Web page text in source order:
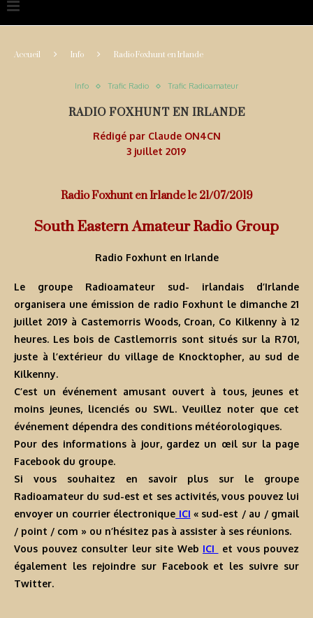
Accueil Info Radio Foxhunt en Irlande
Info Trafic Radio Trafic Radioamateur
RADIO FOXHUNT EN IRLANDE
Rédigé par Claude ON4CN
3 juillet 2019
Radio Foxhunt en Irlande le 21/07/2019
South Eastern Amateur Radio Group
Radio Foxhunt en Irlande
Le groupe Radioamateur sud- irlandais d’Irlande
organisera une émission de radio Foxhunt le dimanche 21
juillet 2019 à Castemorris Woods, Croan, Co Kilkenny à 12
heures. Les bois de Castlemorris sont situés sur la R701,
juste à l’extérieur du village de Knocktopher, au sud de
Kilkenny.
C’est un événement amusant ouvert à tous, jeunes et
moins jeunes, licenciés ou SWL. Veuillez noter que cet
événement dépendra des conditions météorologiques.
Pour des informations à jour, gardez un œil sur la page
Facebook du groupe.
Si vous souhaitez en savoir plus sur le groupe
Radioamateur du sud-est et ses activités, vous pouvez lui
envoyer un courrier électronique ICI « sud-est / au / gmail
/ point / com » ou n’hésitez pas à assister à ses réunions.
Vous pouvez consulter leur site Web ICI
et vous pouvez
également les rejoindre sur Facebook et les suivre sur
Twitter.